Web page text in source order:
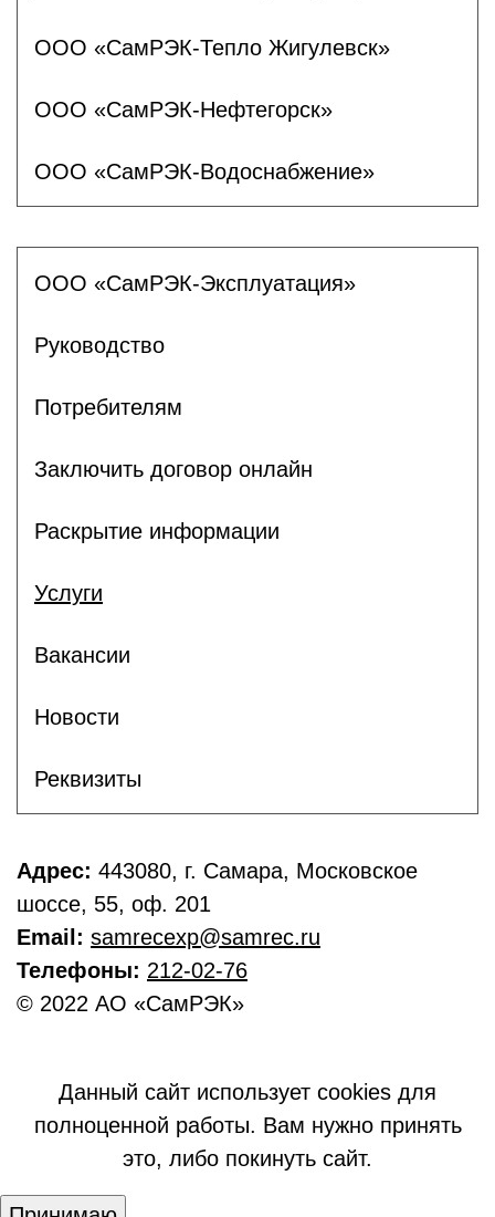
ООО «СамРЭК-Тепло Жигулевск»
ООО «СамРЭК-Нефтегорск»
ООО «СамРЭК-Водоснабжение»
ООО «СамРЭК-Эксплуатация»
Руководство
Потребителям
Заключить договор онлайн
Раскрытие информации
Услуги
Вакансии
Новости
Реквизиты
Адрес: 443080, г. Самара, Московское
шоссе, 55, оф. 201
Email: samrecexp@samrec.ru
Телефоны: 212-02-76
© 2022 АО «СамРЭК»
Данный сайт использует cookies для
полноценной работы. Вам нужно принять
это, либо покинуть сайт.